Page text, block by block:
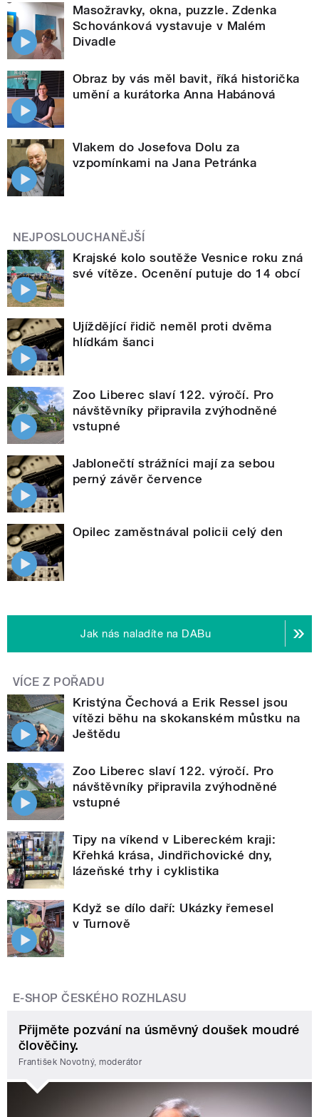
Masožravky, okna, puzzle. Zdenka
Schovánková vystavuje v Malém
Divadle
Obraz by vás měl bavit, říká historička
umění a kurátorka Anna Habánová
Vlakem do Josefova Dolu za
vzpomínkami na Jana Petránka
NEJPOSLOUCHANĚJŠÍ
Krajské kolo soutěže Vesnice roku zná
své vítěze. Ocenění putuje do 14 obcí
Ujíždějící řidič neměl proti dvěma
hlídkám šanci
Zoo Liberec slaví 122. výročí. Pro
návštěvníky připravila zvýhodněné
vstupné
Jablonečtí strážníci mají za sebou
perný závěr července
Opilec zaměstnával policii celý den
Jak nás naladíte na DABu
VÍCE Z POŘADU
Kristýna Čechová a Erik Ressel jsou
vítězi běhu na skokanském můstku na
Ještědu
Zoo Liberec slaví 122. výročí. Pro
návštěvníky připravila zvýhodněné
vstupné
Tipy na víkend v Libereckém kraji:
Křehká krása, Jindřichovické dny,
lázeňské trhy i cyklistika
Když se dílo daří: Ukázky řemesel
v Turnově
E-SHOP ČESKÉHO ROZHLASU
Přijměte pozvání na úsměvný doušek moudré
člověčiny.
František Novotný, moderátor